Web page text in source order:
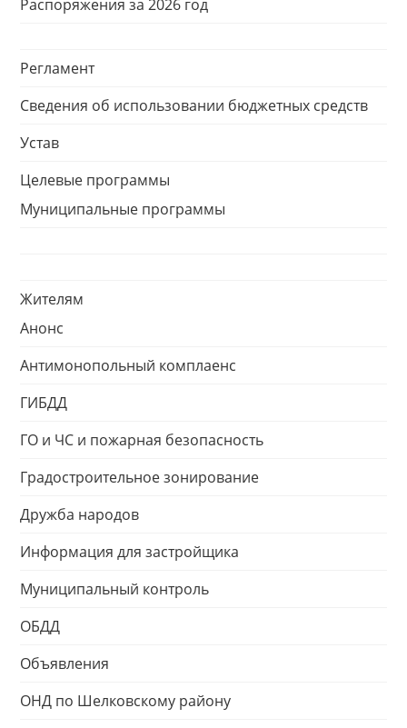
Распоряжения за 2026 год
Регламент
Сведения об использовании бюджетных средств
Устав
Целевые программы
Муниципальные программы
Жителям
Анонс
Антимонопольный комплаенс
ГИБДД
ГО и ЧС и пожарная безопасность
Градостроительное зонирование
Дружба народов
Информация для застройщика
Муниципальный контроль
ОБДД
Объявления
ОНД по Шелковскому району